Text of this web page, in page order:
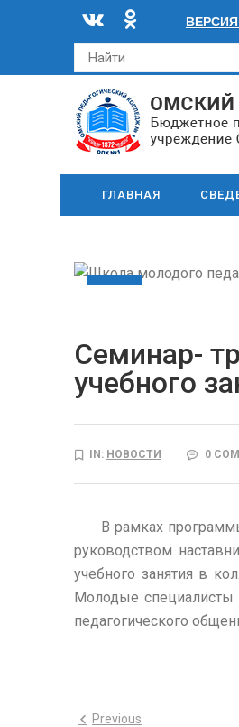
ГЛАВНАЯ
Семинар-
учебного
IN: НОВОСТИ 0
В рамках
руководством
учебного занятия в
Молодые специалисты
педагогического
Previous